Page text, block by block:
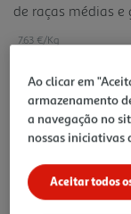
de raças médias e
30% Proteína
metabolizável:
7.63 €/Kg
22,89 €
Notas de preparação
Ao clicar em
armazenamento
a navegação no
nossas iniciativas
Aceitar todos